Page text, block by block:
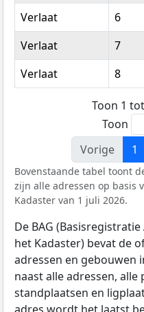
Verlaat
6
Verlaat
7
Verlaat
8
Toon 1
Toon
Vorige
1
Bovenstaande tabel toont
zijn alle adressen op basis
Kadaster van 1 juli 2026.
De BAG
het Kadaster) bevat de
adressen en gebouwen
naast alle adressen,
standplaatsen en